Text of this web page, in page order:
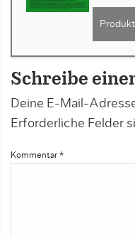
Schreibe
Deine E-Mail-
Erforderliche Felder
Kommentar *